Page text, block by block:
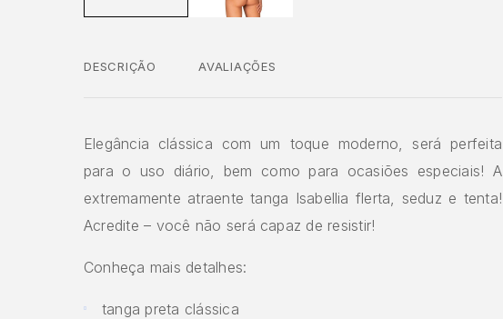
DESCRIÇÃO AVALIAÇÕES
Elegância clássica com um toque moderno, será perfeita
para o uso diário, bem como para ocasiões especiais! A
extremamente atraente tanga Isabellia flerta, seduz e tenta!
Acredite – você não será capaz de resistir!
Conheça mais detalhes:
tanga preta clássica